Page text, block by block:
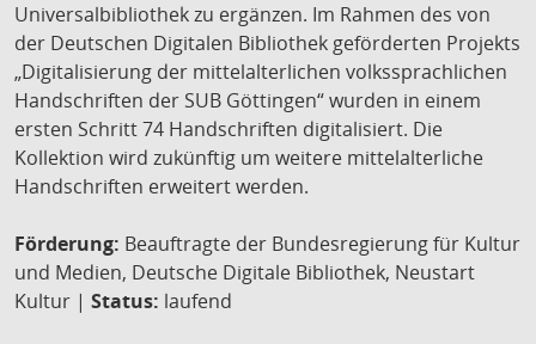
Universalbibliothek zu ergänzen. Im Rahmen des von
der Deutschen Digitalen Bibliothek geförderten Projekts
„Digitalisierung der mittelalterlichen volkssprachlichen
Handschriften der SUB Göttingen“ wurden in einem
ersten Schritt 74 Handschriften digitalisiert. Die
Kollektion wird zukünftig um weitere mittelalterliche
Handschriften erweitert werden.
Förderung: Beauftragte der Bundesregierung für Kultur
und Medien, Deutsche Digitale Bibliothek, Neustart
Kultur | Status: laufend